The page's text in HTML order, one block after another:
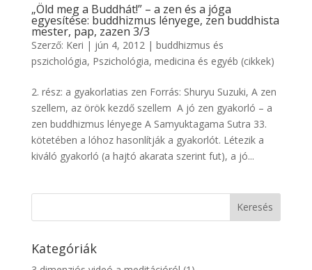
„Öld meg a Buddhát!” – a zen és a jóga
egyesítése: buddhizmus lényege, zen buddhista
mester, pap, zazen 3/3
Szerző: Keri | jún 4, 2012 | buddhizmus és
pszichológia, Pszichológia, medicina és egyéb (cikkek)
2. rész: a gyakorlatias zen Forrás: Shuryu Suzuki, A zen
szellem, az örök kezdő szellem A jó zen gyakorló – a
zen buddhizmus lényege A Samyuktagama Sutra 33.
kötetében a lóhoz hasonlítják a gyakorlót. Létezik a
kiváló gyakorló (a hajtó akarata szerint fut), a jó...
Kategóriák